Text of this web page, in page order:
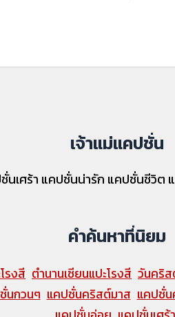
เจ้าแม่แคปชั่น
เศร้า แคปชั่นน่ารัก แคปชั่นชีวิ
คำค้นหาที่นิยม
รงสี ตำนานเซียนแปะโรงสี วันคริ
นกวนๆ แคปชั่นคริสต์มาส แคปชั่น